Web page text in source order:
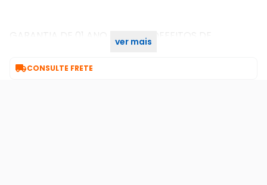
GARANTIA DE 01 ANO CONTRA DEFEITOS DE
ver mais
CONSULTE FRETE